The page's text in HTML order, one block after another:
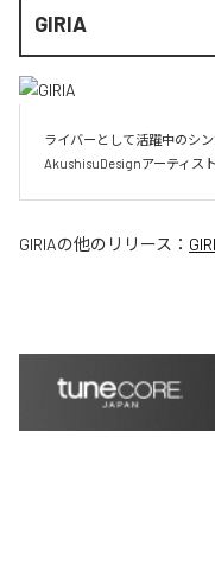
GIRIA
ライバーとして活躍中のシン
AkushisuDesignアーティス
GIRIAの他のリリース：